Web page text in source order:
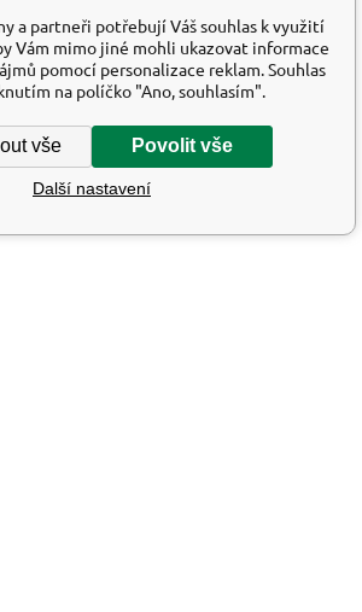
a partneři potřebují Váš souhlas k využití
Vám mimo jiné mohli ukazovat informace
pomocí personalizace reklam. Souhlas
na políčko "Ano, souhlasím".
vše Povolit vše
Další nastavení